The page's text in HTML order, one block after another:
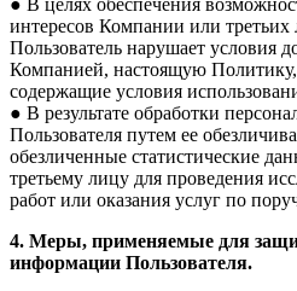
интересов Компании или третьих
Пользователь нарушает условия
Компанией, настоящую
содержащие условия
● В результате обработки
Пользователя путем ее
обезличенные статистические
третьему лицу для проведения
работ или оказания услуг по
4. ​Меры, применяемые для
информации Пользователя.